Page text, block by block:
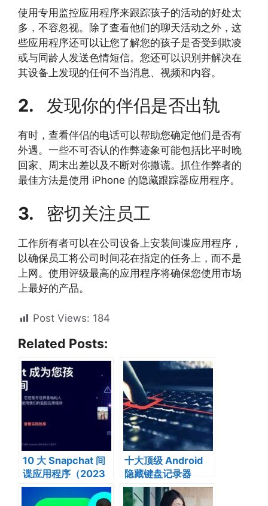
使用专用监控应用程序来跟踪孩子的活动的好处太
多，不容忽视。除了查看他们的聊天活动之外，这
些应用程序还可以让您了解您的孩子是否受到欺凌
或与同龄人发送色情短信。您还可以识别并解决在
其设备上发现的任何不当消息、视频和内容。
2. 发现你的伴侣是否出轨
有时，查看伴侣的电话可以帮助您确定他们是否有
外遇。一些不可否认的作弊迹象可能包括比平时晚
回家、周末出差以及不断对你撒谎。抓住作弊者的
最佳方法是使用 iPhone 的隐藏跟踪器应用程序。
3. 密切关注员工
工作所有者可以在公司设备上安装间谍应用程序，
以确保员工将公司时间花在指定的任务上，而不是
上网。使用评级最高的应用程序将确保您使用市场
上最好的产品。
Post Views: 184
Related Posts:
10 大 Snapchat 间
谍应用程序（2023
年最佳跟踪器）
十大顶级 Android
隐藏键盘记录器
(Keylogger)